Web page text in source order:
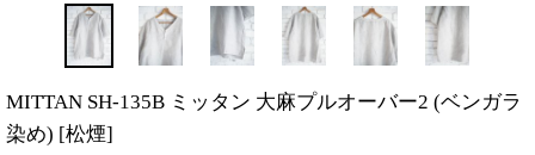
MITTAN SH-135B ミッタン 大麻プルオーバー2 (ベンガラ
染め) [松煙]